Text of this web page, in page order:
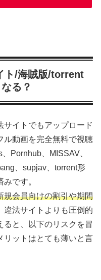
ト/海賊版/torrent
る？
サイトでもアップロード
ル動画を完全無料で視聴
Pornhub、MISSAV、
、supjav、torrent形
です。
規会員向けの割引や期間
違法サイトよりも圧倒的
ると、以下のリスクを冒
リットはとても薄いと言